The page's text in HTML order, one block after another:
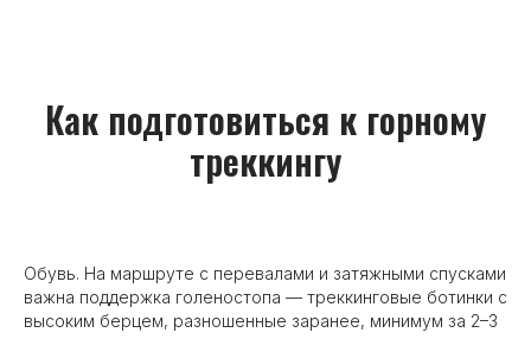
Как подготовиться к горному
треккингу
Обувь. На маршруте с перевалами и затяжными спусками
важна поддержка голеностопа — треккинговые ботинки с
высоким берцем, разношенные заранее, минимум за 2–3